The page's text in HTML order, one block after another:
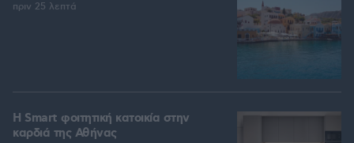
πριν 25 λεπτά
Η Smart φοιτητική κατοικία στην
καρδιά της Αθήνας